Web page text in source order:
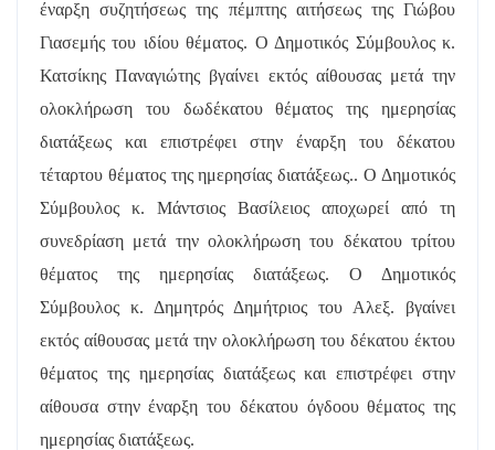
έναρξη συζητήσεως της πέμπτης αιτήσεως της Γιώβου
Γιασεμής του ιδίου θέματος. Ο Δημοτικός Σύμβουλος κ.
Κατσίκης Παναγιώτης βγαίνει εκτός αίθουσας μετά την
ολοκλήρωση του δωδέκατου θέματος της ημερησίας
διατάξεως και επιστρέφει στην έναρξη του δέκατου
τέταρτου θέματος της ημερησίας διατάξεως.. Ο Δημοτικός
Σύμβουλος κ. Μάντσιος Βασίλειος αποχωρεί από τη
συνεδρίαση μετά την ολοκλήρωση του δέκατου τρίτου
θέματος της ημερησίας διατάξεως. Ο Δημοτικός
Σύμβουλος κ. Δημητρός Δημήτριος του Αλεξ. βγαίνει
εκτός αίθουσας μετά την ολοκλήρωση του δέκατου έκτου
θέματος της ημερησίας διατάξεως και επιστρέφει στην
αίθουσα στην έναρξη του δέκατου όγδοου θέματος της
ημερησίας διατάξεως.